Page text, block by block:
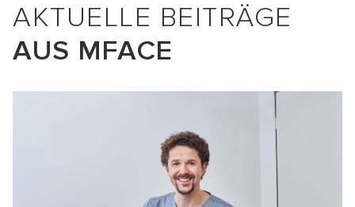
AKTUELLE BEITRÄGE
AUS MFACE